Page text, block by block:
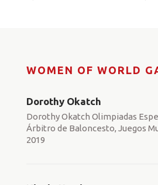
WOMEN OF WORLD
Dorothy Okatch
Dorothy Okatch Olimpiadas
Árbitro de Baloncesto, Juegos
2019